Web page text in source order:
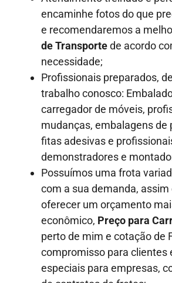
encaminhe fotos do que
e recomendaremos a
de Transportede acordo
necessidade;
Profissionais preparados,
trabalho conosco:
carregador de móveis,
mudanças, embalagens de
fitas adesivas e
demonstradores e
Possuímos uma frota
com a sua demanda,
oferecer um orçamento
econômico, Preço para
perto de mim e cotação de
compromisso para clientes
especiais para empresas,